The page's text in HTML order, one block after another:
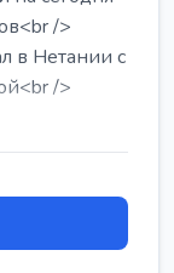
/>
в Нетании с
/>